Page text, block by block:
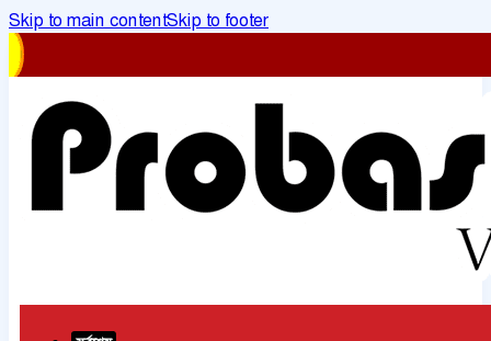
Skip to main contentSkip to footer